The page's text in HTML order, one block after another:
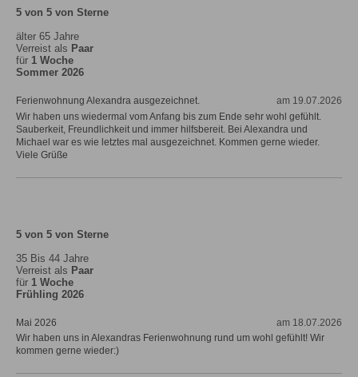
5 von 5 von Sterne
älter 65 Jahre
Verreist als Paar
für 1 Woche
Sommer 2026
am 19.07.2026
Ferienwohnung Alexandra ausgezeichnet.
Wir haben uns wiedermal vom Anfang bis zum Ende sehr wohl gefühlt.
Sauberkeit, Freundlichkeit und immer hilfsbereit. Bei Alexandra und
Michael war es wie letztes mal ausgezeichnet. Kommen gerne wieder.
Viele Grüße
5 von 5 von Sterne
35 Bis 44 Jahre
Verreist als Paar
für 1 Woche
Frühling 2026
am 18.07.2026
Mai 2026
Wir haben uns in Alexandras Ferienwohnung rund um wohl gefühlt! Wir
kommen gerne wieder:)